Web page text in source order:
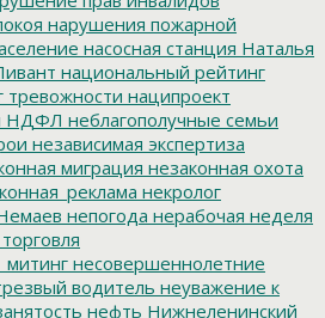
нарушения пожарной
насосная станция Наталья
национальный рейтинг
тревожности наципроект
НДФЛ неблагополучные семьи
независимая экспертиза
миграция незаконная охота
некролог
непогода нерабочая неделя
несовершеннолетние
водитель неуважение к
нефть Нижнеленинский